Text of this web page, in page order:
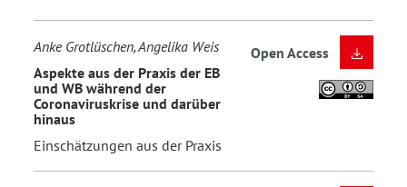
Anke Grotlüschen, Angelika Weis
Aspekte aus der Praxis der EB
und WB während der
Coronaviruskrise und darüber
hinaus
Einschätzungen aus der Praxis
Open Access